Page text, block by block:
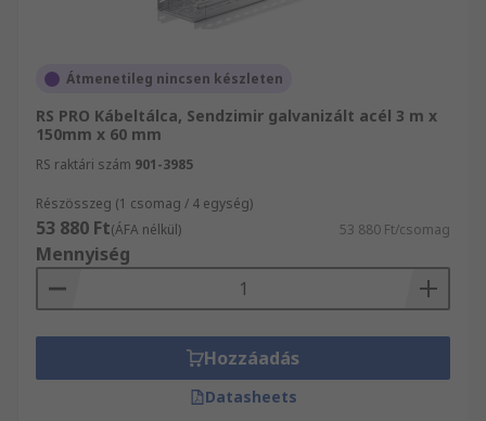
Átmenetileg nincsen készleten
RS PRO Kábeltálca, Sendzimir galvanizált acél 3 m x
150mm x 60 mm
RS raktári szám 901-3985
Részösszeg (1 csomag / 4 egység)
53 880 Ft(ÁFA nélkül) 53 880 Ft/csomag
Mennyiség
Hozzáadás
Datasheets